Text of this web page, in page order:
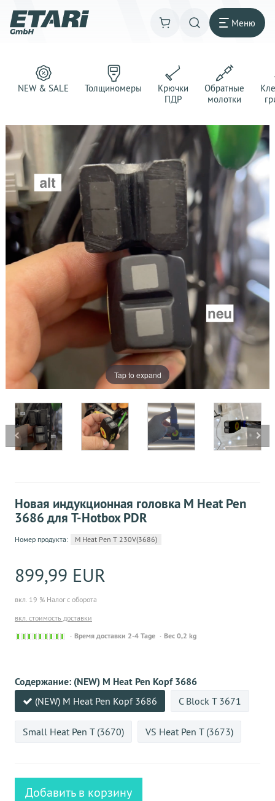
Меню
NEW & SALE Толщиномеры
Крючки
ПДР
Обратные
молотки
Tap to expand
Новая индукционная головка M Heat Pen
3686 для T-Hotbox PDR
Номер продукта: M Heat Pen T 230V(3686)
899,99 EUR
вкл. 19 % Налог с оборота
вкл. стоимость доставки
Sofort
Время доставки 2-4 Tage Вес 0,2 kg
Содержание: (NEW) M Heat Pen Kopf 3686
(NEW) M Heat Pen Kopf 3686 C Block T 3671
Small Heat Pen T (3670) VS Heat Pen T (3673)
Добавить в корзину